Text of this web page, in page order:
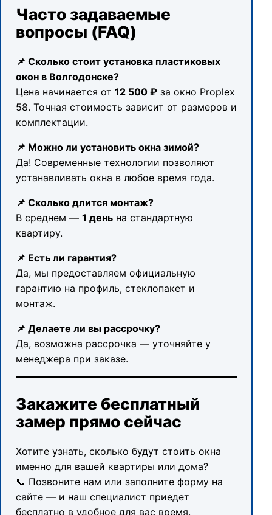
Часто задаваемые
вопросы (FAQ)
📌 Сколько стоит установка пластиковых
окон в Волгодонске?
Цена начинается от 12 500 ₽ за окно Proplex
58. Точная стоимость зависит от размеров и
комплектации.
📌 Можно ли установить окна зимой?
Да! Современные технологии позволяют
устанавливать окна в любое время года.
📌 Сколько длится монтаж?
В среднем — 1 день на стандартную
квартиру.
📌 Есть ли гарантия?
Да, мы предоставляем официальную
гарантию на профиль, стеклопакет и
монтаж.
📌 Делаете ли вы рассрочку?
Да, возможна рассрочка — уточняйте у
менеджера при заказе.
Закажите бесплатный
замер прямо сейчас
Хотите узнать, сколько будут стоить окна
именно для вашей квартиры или дома?
📞 Позвоните нам или заполните форму на
сайте — и наш специалист приедет
бесплатно в удобное для вас время.